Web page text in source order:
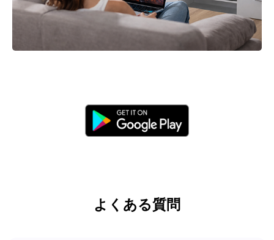
よくある質問